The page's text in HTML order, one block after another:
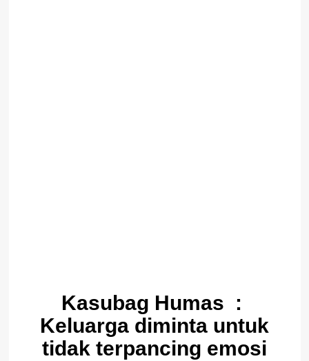
Kasubag Humas :
Keluarga diminta untuk
tidak terpancing emosi